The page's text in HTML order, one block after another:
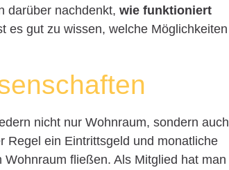
darüber nachdenkt,wie funktioniert
es gut zu wissen, welche Möglichkeiten
nicht nur Wohnraum, sondern auch
Regel ein Eintrittsgeld und monatliche
fließen. Als Mitglied hat man